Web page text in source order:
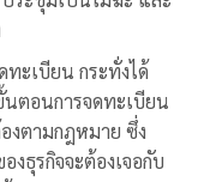
ะเบียน กระทั่งได้
ตอนการจดทะเบียน
งตามกฎหมาย ซึ่ง
ธุรกิจจะต้องเจอกับ